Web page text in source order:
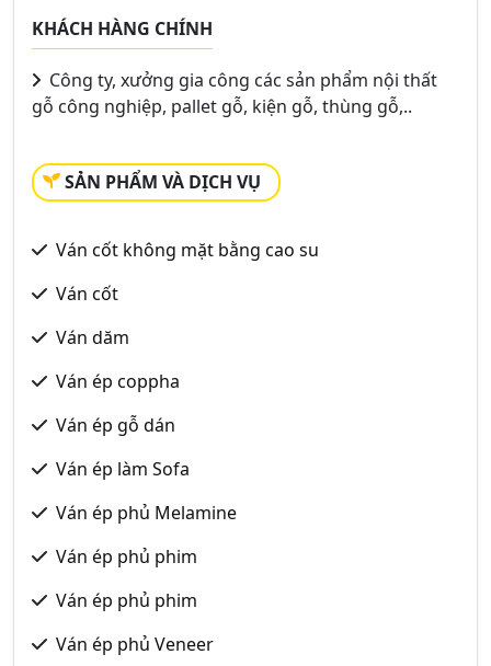
KHÁCH HÀNG CHÍNH
Công ty, xưởng gia công các sản phẩm nội thất
gỗ công nghiệp, pallet gỗ, kiện gỗ, thùng gỗ,..
SẢN PHẨM VÀ DỊCH VỤ
Ván cốt không mặt bằng cao su
Ván cốt
Ván dăm
Ván ép coppha
Ván ép gỗ dán
Ván ép làm Sofa
Ván ép phủ Melamine
Ván ép phủ phim
Ván ép phủ phim
Ván ép phủ Veneer